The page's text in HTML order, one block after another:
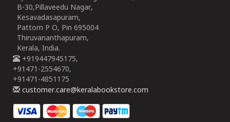
B-30,Pillaveedu Nagar,
Kesavadasapuram,
Pattom P O, Pin 695004
Thiruvananthapuram,
Kerala, India.
+919447945175,
+91471-2554670,
+91471-4851175
customer.care@keralabookstore.com